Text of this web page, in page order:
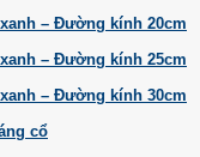
– Đường kính 20cm
– Đường kính 25cm
– Đường kính 30cm
cổ